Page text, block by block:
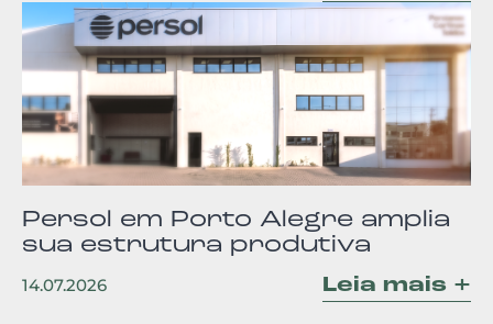
Persol em Porto Alegre amplia
sua estrutura produtiva
14.07.2026 Leia mais +